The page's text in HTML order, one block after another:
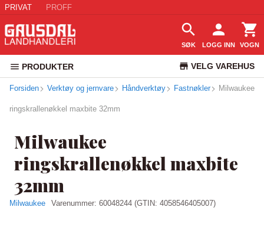
PRIVAT PROFF
SØK LOGG INN VOGN
PRODUKTER VELG VAREHUS
KUNDESERVICE
Forsiden Verktøy og jernvare Håndverktøy Fastnøkler Milwaukee
ringskrallenøkkel maxbite 32mm
Milwaukee
ringskrallenøkkel maxbite
32mm
Milwaukee Varenummer: 60048244 (GTIN: 4058546405007)